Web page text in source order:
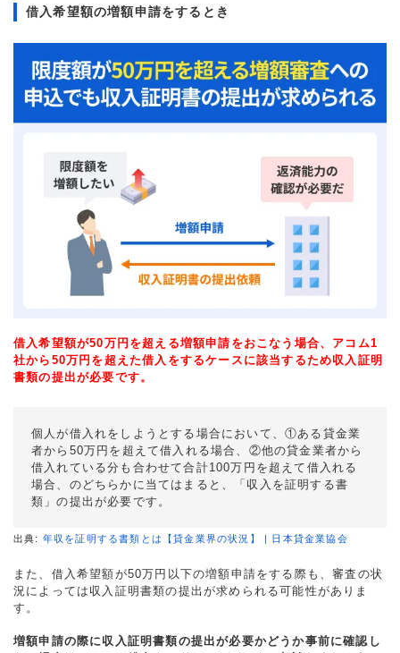
借入希望額の増額申請をするとき
借入希望額が50万円を超える増額申請をおこなう場合、アコム1
社から50万円を超えた借入をするケースに該当するため収入証明
書類の提出が必要です。
個人が借入れをしようとする場合において、①ある貸金業
者から50万円を超えて借入れる場合、②他の貸金業者から
借入れている分も合わせて合計100万円を超えて借入れる
場合、のどちらかに当てはまると、「収入を証明する書
類」の提出が必要です。
出典: 年収を証明する書類とは【貸金業界の状況】 | 日本貸金業協会
また、借入希望額が50万円以下の増額申請をする際も、審査の状
況によっては収入証明書類の提出が求められる可能性がありま
す。
増額申請の際に収入証明書類の提出が必要かどうか事前に確認し